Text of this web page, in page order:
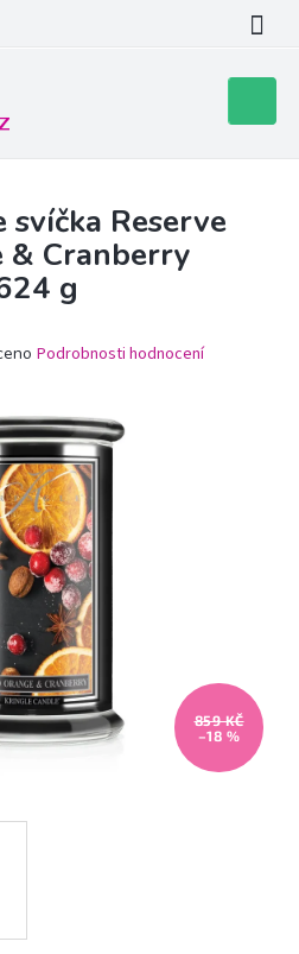
košík
Reserve
& Cranberry
g
Podrobnosti hodnocení
859 KČ
–18 %